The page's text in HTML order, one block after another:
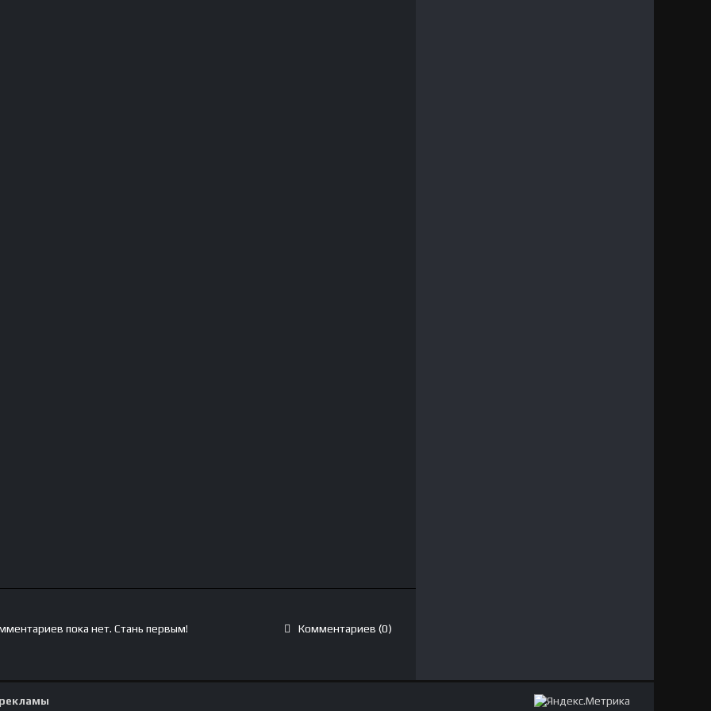
пока нет. Стань первым! Комментариев (0)